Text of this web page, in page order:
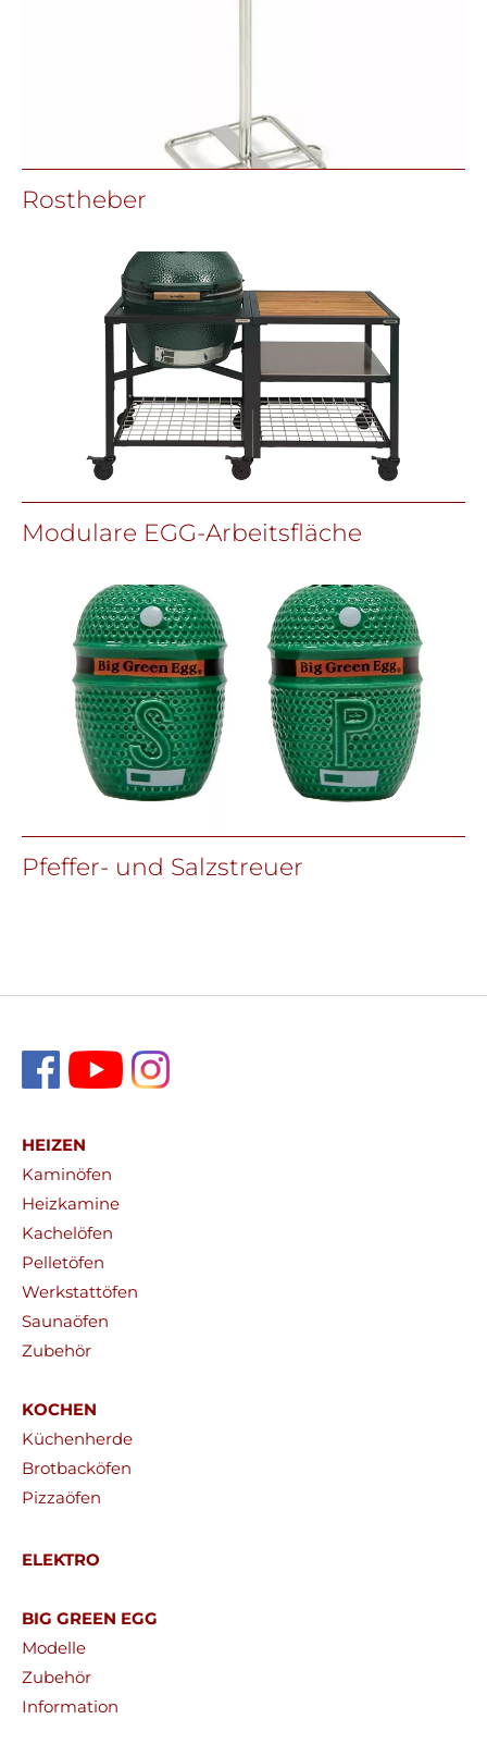
Rostheber
Modulare EGG-Arbeitsfläche
Pfeffer- und Salzstreuer
HEIZEN
Kaminöfen
Heizkamine
Kachelöfen
Pelletöfen
Werkstattöfen
Saunaöfen
Zubehör
KOCHEN
Küchenherde
Brotbacköfen
Pizzaöfen
ELEKTRO
BIG GREEN EGG
Modelle
Zubehör
Information